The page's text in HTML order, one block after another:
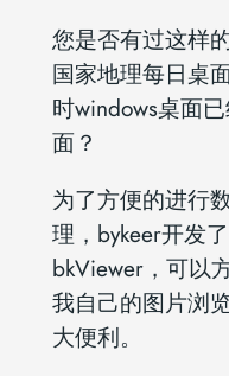
您是否有过这样
国家地理每日桌
时windows桌面
面？
为了方便的进行
理，bykeer开发
bkViewer，可以
我自己的图片浏
大便利。